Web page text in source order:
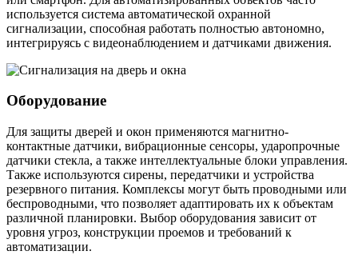
используется система автоматической охранной
сигнализации, способная работать полностью автономно,
интегрируясь с видеонаблюдением и датчиками движения.
Оборудование
Для защиты дверей и окон применяются магнитно-
контактные датчики, вибрационные сенсоры, ударопрочные
датчики стекла, а также интеллектуальные блоки управления.
Также используются сирены, передатчики и устройства
резервного питания. Комплексы могут быть проводными или
беспроводными, что позволяет адаптировать их к объектам
различной планировки. Выбор оборудования зависит от
уровня угроз, конструкции проемов и требований к
автоматизации.